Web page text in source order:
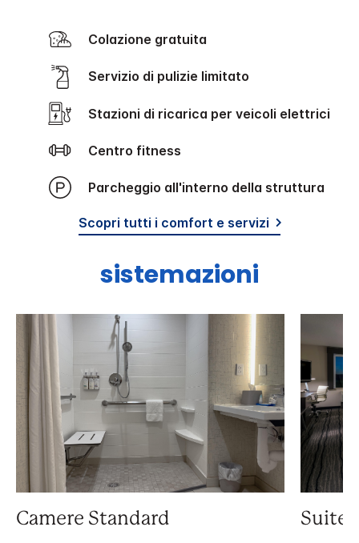
Colazione gratuita
Servizio di pulizie limitato
Stazioni di ricarica per veicoli elettrici
Centro fitness
Parcheggio all'interno della struttura
Scopri tutti i comfort e servizi
sistemazioni
Camere Standard Suite